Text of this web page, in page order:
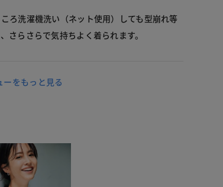
ろ洗濯機洗い（ネット使用）しても型崩れ等
さらさらで気持ちよく着られます。
ーをもっと見る